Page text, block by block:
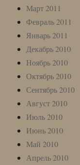
Март 2011
Февраль 2011
Январь 2011
Декабрь 2010
Ноябрь 2010
Октябрь 2010
Сентябрь 2010
Август 2010
Июль 2010
Июнь 2010
Май 2010
Апрель 2010